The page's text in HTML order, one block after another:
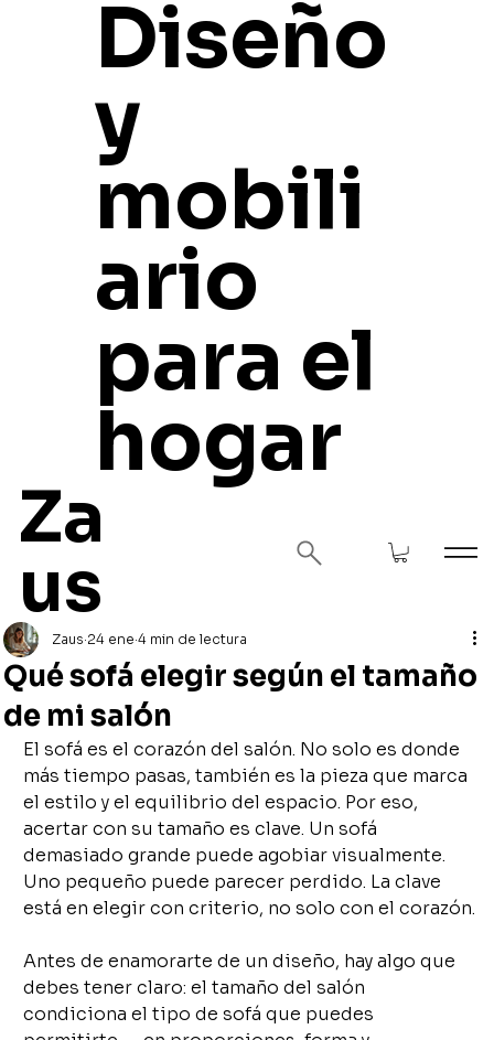
Diseño
y
mobili
ario
para el
hogar
Za
us
Qué sofá elegir según el tamaño
de mi salón
Zaus 24 ene 4 min de lectura
El sofá es el corazón del salón. No solo es donde
más tiempo pasas, también es la pieza que marca
el estilo y el equilibrio del espacio. Por eso,
acertar con su tamaño es clave. Un sofá
demasiado grande puede agobiar visualmente.
Uno pequeño puede parecer perdido. La clave
está en elegir con criterio, no solo con el corazón.
Antes de enamorarte de un diseño, hay algo que
debes tener claro: el tamaño del salón
condiciona el tipo de sofá que puedes